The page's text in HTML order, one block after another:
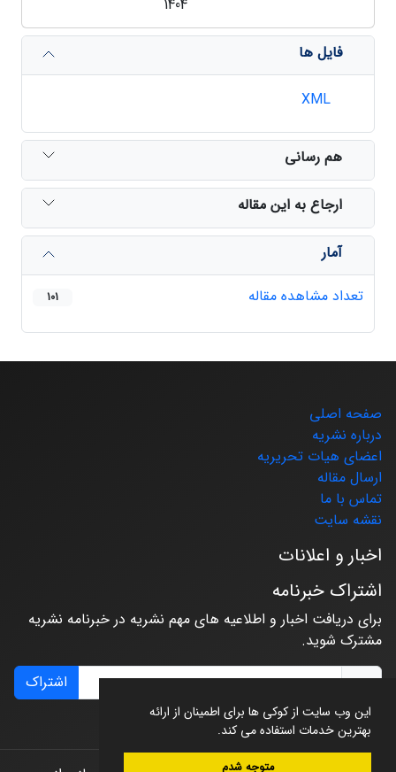
این وب سایت از کوکی ها برای اطمینان از ارائه
بهترین خدمات استفاده می کند.
متوجه شدم
1404
فایل ها
هم رسانی
ارجاع به این مقاله
آمار
تعداد مشاهده مقاله
101
صفحه اصلی
درباره نشریه
اعضای هیات تحریریه
ارسال مقاله
تماس با ما
نقشه سایت
اخبار و اعلانات
اشتراک خبرنامه
برای دریافت اخبار و اطلاعیه های مهم نشریه در خبرنامه نشریه
مشترک شوید.
اشتراک